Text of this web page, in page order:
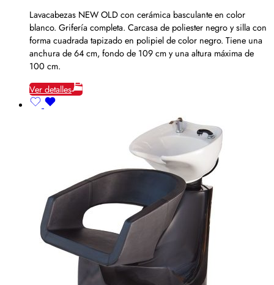
Lavacabezas NEW OLD con cerámica basculante en color
blanco. Grifería completa. Carcasa de poliester negro y silla con
forma cuadrada tapizado en polipiel de color negro. Tiene una
anchura de 64 cm, fondo de 109 cm y una altura máxima de
100 cm.
Ver detalles